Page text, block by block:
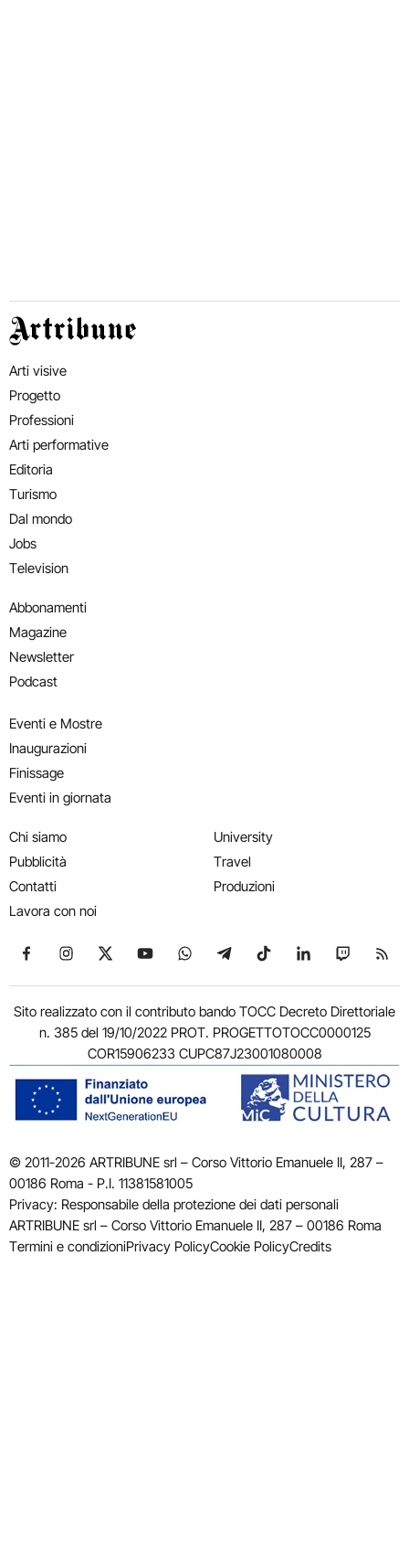
Artribune
Arti visive
Progetto
Professioni
Arti performative
Editoria
Turismo
Dal mondo
Jobs
Television
Abbonamenti
Magazine
Newsletter
Podcast
Eventi e Mostre
Inaugurazioni
Finissage
Eventi in giornata
Chi siamo
Pubblicità
Contatti
Lavora con noi
University
Travel
Produzioni
Seguici su Facebook
Seguici su Instagram
Seguici su X
Seguici su YouTube
Seguici su WhatsApp
Seguici su Telegram
Seguici su TikTok
Seguici su
Seguici
Sito realizzato con il contributo bando TOCC Decreto Direttoriale
n. 385 del 19/10/2022 PROT. PROGETTOTOCC0000125
COR15906233 CUPC87J23001080008
© 2011-2026 ARTRIBUNE srl – Corso Vittorio Emanuele II, 287 –
00186 Roma - P.I. 11381581005
Privacy: Responsabile della protezione dei dati personali
ARTRIBUNE srl – Corso Vittorio Emanuele II, 287 – 00186 Roma
Termini e condizioniPrivacy PolicyCookie PolicyCredits